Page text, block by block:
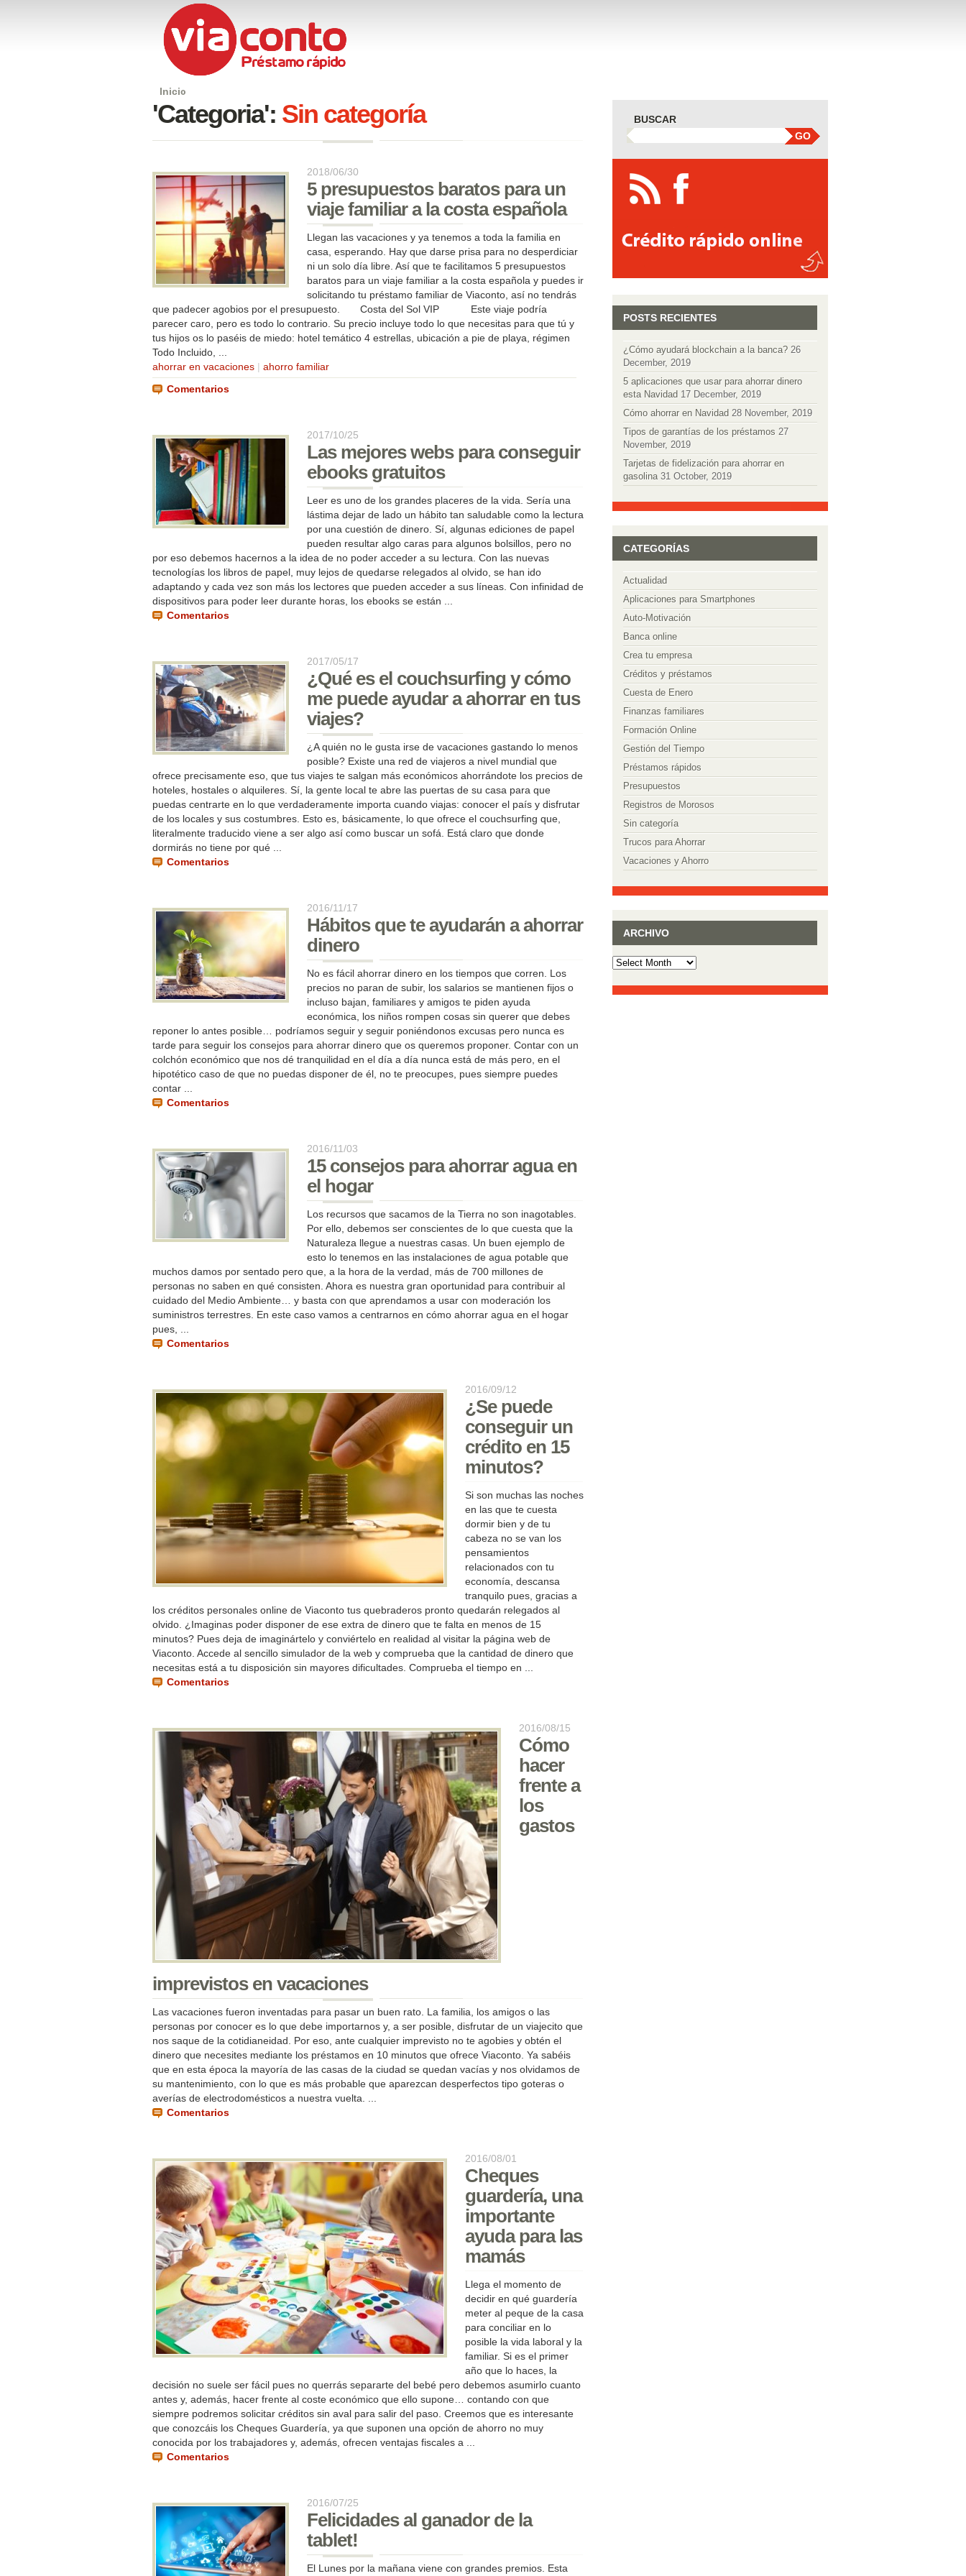
Inicio
'Categoria': Sin categoría
2018/06/30
5 presupuestos baratos para un
viaje familiar a la costa española
Llegan las vacaciones y ya tenemos a toda la familia en
casa, esperando. Hay que darse prisa para no desperdiciar
ni un solo día libre. Así que te facilitamos 5 presupuestos
baratos para un viaje familiar a la costa española y puedes ir
solicitando tu préstamo familiar de Viaconto, así no tendrás
que padecer agobios por el presupuesto. Costa del Sol VIP Este viaje podría
parecer caro, pero es todo lo contrario. Su precio incluye todo lo que necesitas para que tú y
tus hijos os lo paséis de miedo: hotel temático 4 estrellas, ubicación a pie de playa, régimen
Todo Incluido, ...
ahorrar en vacaciones | ahorro familiar
Comentarios
2017/10/25
Las mejores webs para conseguir
ebooks gratuitos
Leer es uno de los grandes placeres de la vida. Sería una
lástima dejar de lado un hábito tan saludable como la lectura
por una cuestión de dinero. Sí, algunas ediciones de papel
pueden resultar algo caras para algunos bolsillos, pero no
por eso debemos hacernos a la idea de no poder acceder a su lectura. Con las nuevas
tecnologías los libros de papel, muy lejos de quedarse relegados al olvido, se han ido
adaptando y cada vez son más los lectores que pueden acceder a sus líneas. Con infinidad de
dispositivos para poder leer durante horas, los ebooks se están ...
Comentarios
2017/05/17
¿Qué es el couchsurfing y cómo
me puede ayudar a ahorrar en tus
viajes?
¿A quién no le gusta irse de vacaciones gastando lo menos
posible? Existe una red de viajeros a nivel mundial que
ofrece precisamente eso, que tus viajes te salgan más económicos ahorrándote los precios de
hoteles, hostales o alquileres. Sí, la gente local te abre las puertas de su casa para que
puedas centrarte en lo que verdaderamente importa cuando viajas: conocer el país y disfrutar
de los locales y sus costumbres. Esto es, básicamente, lo que ofrece el couchsurfing que,
literalmente traducido viene a ser algo así como buscar un sofá. Está claro que donde
dormirás no tiene por qué ...
Comentarios
2016/11/17
Hábitos que te ayudarán a ahorrar
dinero
No es fácil ahorrar dinero en los tiempos que corren. Los
precios no paran de subir, los salarios se mantienen fijos o
incluso bajan, familiares y amigos te piden ayuda
económica, los niños rompen cosas sin querer que debes
reponer lo antes posible… podríamos seguir y seguir poniéndonos excusas pero nunca es
tarde para seguir los consejos para ahorrar dinero que os queremos proponer. Contar con un
colchón económico que nos dé tranquilidad en el día a día nunca está de más pero, en el
hipotético caso de que no puedas disponer de él, no te preocupes, pues siempre puedes
contar ...
Comentarios
2016/11/03
15 consejos para ahorrar agua en
el hogar
Los recursos que sacamos de la Tierra no son inagotables.
Por ello, debemos ser conscientes de lo que cuesta que la
Naturaleza llegue a nuestras casas. Un buen ejemplo de
esto lo tenemos en las instalaciones de agua potable que
muchos damos por sentado pero que, a la hora de la verdad, más de 700 millones de
personas no saben en qué consisten. Ahora es nuestra gran oportunidad para contribuir al
cuidado del Medio Ambiente… y basta con que aprendamos a usar con moderación los
suministros terrestres. En este caso vamos a centrarnos en cómo ahorrar agua en el hogar
pues, ...
Comentarios
2016/09/12
¿Se puede
conseguir un
crédito en 15
minutos?
Si son muchas las noches
en las que te cuesta
dormir bien y de tu
cabeza no se van los
pensamientos
relacionados con tu
economía, descansa
tranquilo pues, gracias a
los créditos personales online de Viaconto tus quebraderos pronto quedarán relegados al
olvido. ¿Imaginas poder disponer de ese extra de dinero que te falta en menos de 15
minutos? Pues deja de imaginártelo y conviértelo en realidad al visitar la página web de
Viaconto. Accede al sencillo simulador de la web y comprueba que la cantidad de dinero que
necesitas está a tu disposición sin mayores dificultades. Comprueba el tiempo en ...
Comentarios
2016/08/15
Cómo
hacer
frente a
los
gastos
imprevistos en vacaciones
Las vacaciones fueron inventadas para pasar un buen rato. La familia, los amigos o las
personas por conocer es lo que debe importarnos y, a ser posible, disfrutar de un viajecito que
nos saque de la cotidianeidad. Por eso, ante cualquier imprevisto no te agobies y obtén el
dinero que necesites mediante los préstamos en 10 minutos que ofrece Viaconto. Ya sabéis
que en esta época la mayoría de las casas de la ciudad se quedan vacías y nos olvidamos de
su mantenimiento, con lo que es más probable que aparezcan desperfectos tipo goteras o
averías de electrodomésticos a nuestra vuelta. ...
Comentarios
2016/08/01
Cheques
guardería, una
importante
ayuda para las
mamás
Llega el momento de
decidir en qué guardería
meter al peque de la casa
para conciliar en lo
posible la vida laboral y la
familiar. Si es el primer
año que lo haces, la
decisión no suele ser fácil pues no querrás separarte del bebé pero debemos asumirlo cuanto
antes y, además, hacer frente al coste económico que ello supone… contando con que
siempre podremos solicitar créditos sin aval para salir del paso. Creemos que es interesante
que conozcáis los Cheques Guardería, ya que suponen una opción de ahorro no muy
conocida por los trabajadores y, además, ofrecen ventajas fiscales a ...
Comentarios
2016/07/25
Felicidades al ganador de la
tablet!
El Lunes por la mañana viene con grandes premios. Esta
BUSCAR
GO
POSTS RECIENTES
¿Cómo ayudará blockchain a la banca? 26
December, 2019
5 aplicaciones que usar para ahorrar dinero
esta Navidad 17 December, 2019
Cómo ahorrar en Navidad 28 November, 2019
Tipos de garantías de los préstamos 27
November, 2019
Tarjetas de fidelización para ahorrar en
gasolina 31 October, 2019
CATEGORÍAS
Actualidad
Aplicaciones para Smartphones
Auto-Motivación
Banca online
Crea tu empresa
Créditos y préstamos
Cuesta de Enero
Finanzas familiares
Formación Online
Gestión del Tiempo
Préstamos rápidos
Presupuestos
Registros de Morosos
Sin categoría
Trucos para Ahorrar
Vacaciones y Ahorro
ARCHIVO